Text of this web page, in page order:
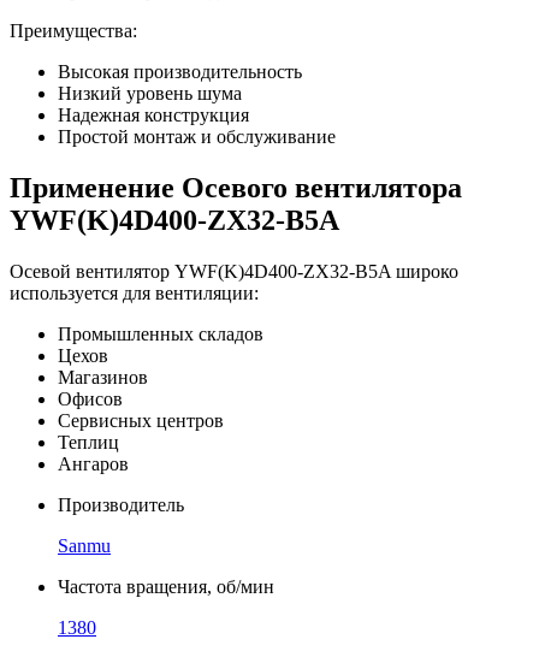
Преимущества:
Высокая производительность
Низкий уровень шума
Надежная конструкция
Простой монтаж и обслуживание
Применение Осевого вентилятора
YWF(K)4D400-ZX32-B5A
Осевой вентилятор YWF(K)4D400-ZX32-B5A широко
используется для вентиляции:
Промышленных складов
Цехов
Магазинов
Офисов
Сервисных центров
Теплиц
Ангаров
Производитель
Sanmu
Частота вращения, об/мин
1380